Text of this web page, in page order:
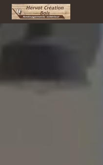
Panneau de gestion des cookies